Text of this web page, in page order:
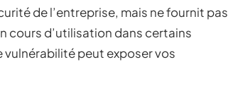
de l’entreprise, mais ne fournit pas
cours d’utilisation dans certains
peut exposer vos